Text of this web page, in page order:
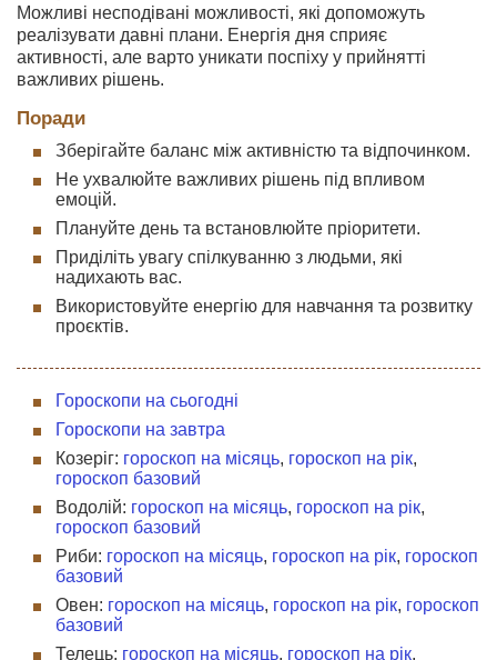
Можливі несподівані можливості, які допоможуть
реалізувати давні плани. Енергія дня сприяє
активності, але варто уникати поспіху у прийнятті
важливих рішень.
Поради
Зберігайте баланс між активністю та відпочинком.
Не ухвалюйте важливих рішень під впливом
емоцій.
Плануйте день та встановлюйте пріоритети.
Приділіть увагу спілкуванню з людьми, які
надихають вас.
Використовуйте енергію для навчання та розвитку
проєктів.
Гороскопи на сьогодні
Гороскопи на завтра
Козеріг: гороскоп на місяць, гороскоп на рік,
гороскоп базовий
Водолій: гороскоп на місяць, гороскоп на рік,
гороскоп базовий
Риби: гороскоп на місяць, гороскоп на рік, гороскоп
базовий
Овен: гороскоп на місяць, гороскоп на рік, гороскоп
базовий
Телець: гороскоп на місяць, гороскоп на рік,